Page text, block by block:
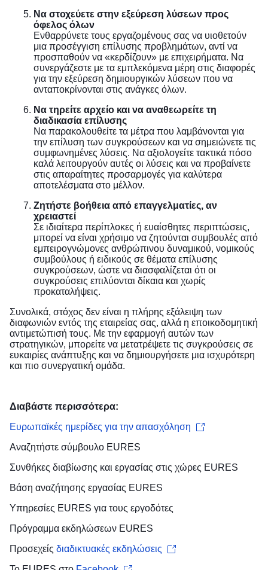
Να στοχεύετε στην εξεύρεση λύσεων προς
όφελος όλων
Ενθαρρύνετε τους εργαζομένους σας να υιοθετούν
μια προσέγγιση επίλυσης προβλημάτων, αντί να
προσπαθούν να «κερδίζουν» με επιχειρήματα. Να
συνεργάζεστε με τα εμπλεκόμενα μέρη στις διαφορές
για την εξεύρεση δημιουργικών λύσεων που να
ανταποκρίνονται στις ανάγκες όλων.
Να τηρείτε αρχείο και να αναθεωρείτε τη
διαδικασία επίλυσης
Να παρακολουθείτε τα μέτρα που λαμβάνονται για
την επίλυση των συγκρούσεων και να σημειώνετε τις
συμφωνημένες λύσεις. Να αξιολογείτε τακτικά πόσο
καλά λειτουργούν αυτές οι λύσεις και να προβαίνετε
στις απαραίτητες προσαρμογές για καλύτερα
αποτελέσματα στο μέλλον.
Ζητήστε βοήθεια από επαγγελματίες, αν
χρειαστεί
Σε ιδιαίτερα περίπλοκες ή ευαίσθητες περιπτώσεις,
μπορεί να είναι χρήσιμο να ζητούνται συμβουλές από
εμπειρογνώμονες ανθρώπινου δυναμικού, νομικούς
συμβούλους ή ειδικούς σε θέματα επίλυσης
συγκρούσεων, ώστε να διασφαλίζεται ότι οι
συγκρούσεις επιλύονται δίκαια και χωρίς
προκαταλήψεις.
Συνολικά, στόχος δεν είναι η πλήρης εξάλειψη των
διαφωνιών εντός της εταιρείας σας, αλλά η εποικοδομητική
αντιμετώπισή τους. Με την εφαρμογή αυτών των
στρατηγικών, μπορείτε να μετατρέψετε τις συγκρούσεις σε
ευκαιρίες ανάπτυξης και να δημιουργήσετε μια ισχυρότερη
και πιο συνεργατική ομάδα.
Διαβάστε περισσότερα:
Ευρωπαϊκές ημερίδες για την απασχόληση
Αναζητήστε σύμβουλο EURES
Συνθήκες διαβίωσης και εργασίας στις χώρες EURES
Βάση αναζήτησης εργασίας EURES
Υπηρεσίες EURES για τους εργοδότες
Πρόγραμμα εκδηλώσεων EURES
Προσεχείς διαδικτυακές εκδηλώσεις